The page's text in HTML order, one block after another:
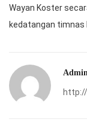
Wayan Koster
kedatangan timnas